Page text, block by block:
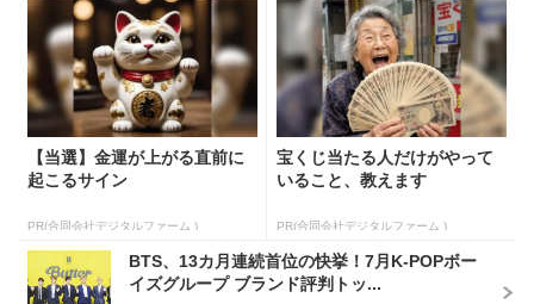
【当選】金運が上がる直前に
起こるサイン
PR(合同会社デジタルファーム )
宝くじ当たる人だけがやって
いること、教えます
PR(合同会社デジタルファーム )
BTS、13カ月連続首位の快挙！7月K-POPボー
イズグループ ブランド評判トッ...